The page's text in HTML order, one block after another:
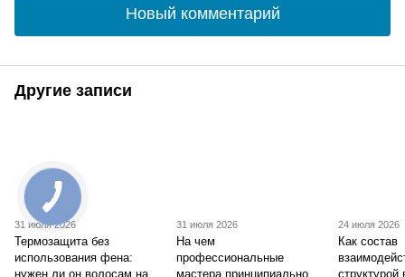
Новый комментарий
Другие записи
31 июля 2026
Термозащита без
использования фена:
нужен ли он волосам на
31 июля 2026
На чем
профессиональные
мастера принципиально
24 июля 2026
Как состав
структурой